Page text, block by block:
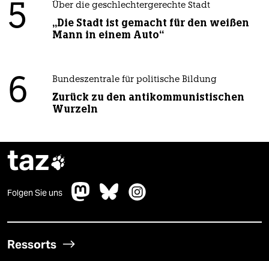
5 Über die geschlechtergerechte Stadt
„Die Stadt ist gemacht für den weißen
Mann in einem Auto“
6 Bundeszentrale für politische Bildung
Zurück zu den antikommunistischen
Wurzeln
taz
Folgen Sie uns
Ressorts